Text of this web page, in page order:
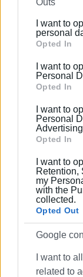
further
Please note
Google
behaviour.
Google and its
section.
I want to
personal
Opted In
I want to
Personal
Opted In
I want to
Personal
Opted In
I want to
Retention,
my
with the
collected.
Opted Out
Google
I want to
related to
Ελευθέριος
Εμφανίσεις: